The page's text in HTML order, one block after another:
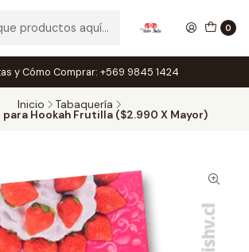
0
y Cómo Comprar: +569 9845 1424
Inicio Tabaquería
para Hookah Frutilla ($2.990 X Mayor)